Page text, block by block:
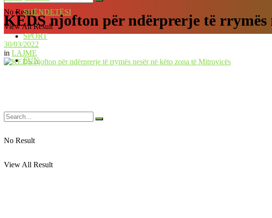
No Result
View All Result
SHËNDETËSI
SPORT
FUN
No Result
View All Result
KEDS njofton për ndërprerje të rrymës
30/03/2022
in LAJME